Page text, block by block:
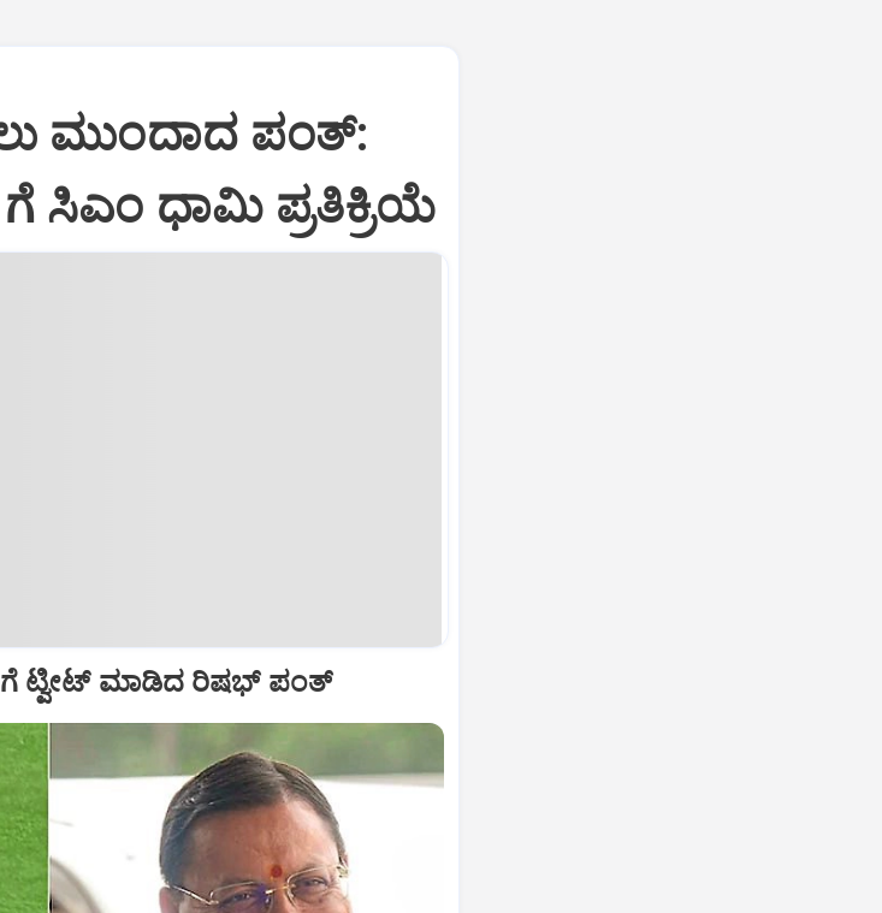
ಮುಂದಾದ ಪಂತ್:‌
ಸಿಎಂ ಧಾಮಿ ಪ್ರತಿಕ್ರಿಯೆ
ಟ್ವೀಟ್‌ ಮಾಡಿದ ರಿಷಭ್‌ ಪಂತ್